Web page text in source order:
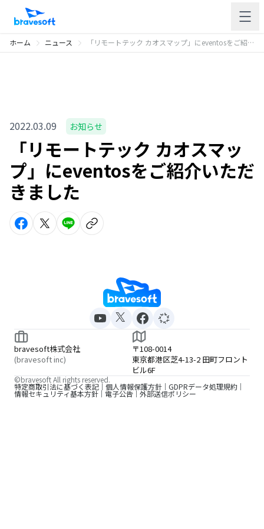
ホーム ニュース 「リモートテック カオスマップ」にeventosをご紹介いただきました
2022.03.09 お知らせ
「リモートテック カオスマッ
プ」にeventosをご紹介いただ
きました
bravesoft株式会社
(bravesoft inc)
〒108-0014
東京都港区芝4-13-2 田町フロント
ビル6F
特定商取引法に基づく表記 個人情報保護方針 GDPRデータ処理規約
情報セキュリティ基本方針 電子公告 外部送信ポリシー
©bravesoft All rights reserved.